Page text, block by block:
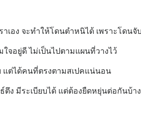
เอง จะทำให้โดนตำหนิได้ เพราะโดน
ใจอยู่ดี ไม่เป็นไปตามแผนที่วางไว้
แต่ได้คนที่ตรงตามสเปคแน่นอน
ง มีระเบียบได้ แต่ต้องยืดหยุ่นต่อกันบ้าง